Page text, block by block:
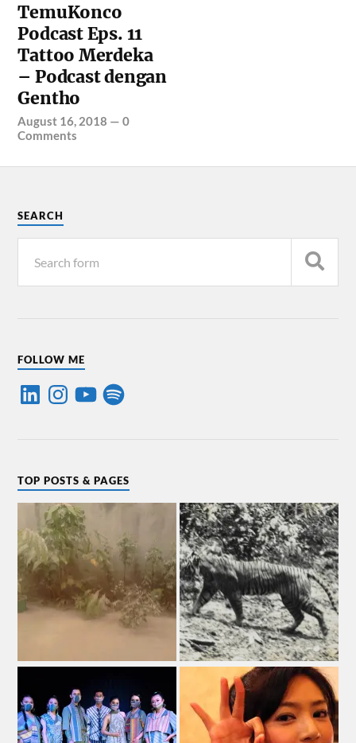
TemuKonco
Podcast Eps. 11
Tattoo Merdeka
– Podcast dengan
Gentho
August 16, 2018 —0
Comments
SEARCH
FOLLOW ME
TOP POSTS & PAGES